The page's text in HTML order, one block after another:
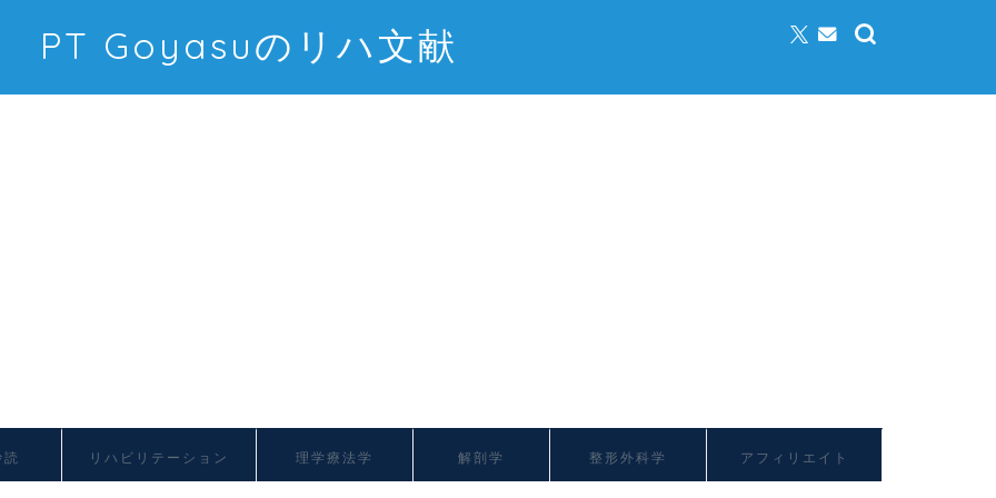
PT Goyasuのリハ文献
読 リハビリテーション 理学療法学 解剖学 整形外科学 アフィリエイト